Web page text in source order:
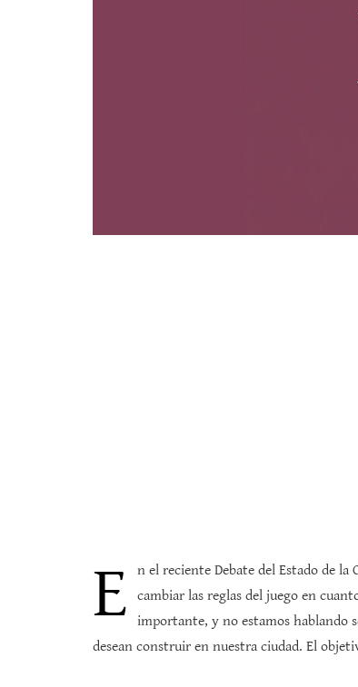
E
n el reciente Debate del Estado de
cambiar las reglas del juego en
importante, y no estamos hablando
desean construir en nuestra ciudad. El